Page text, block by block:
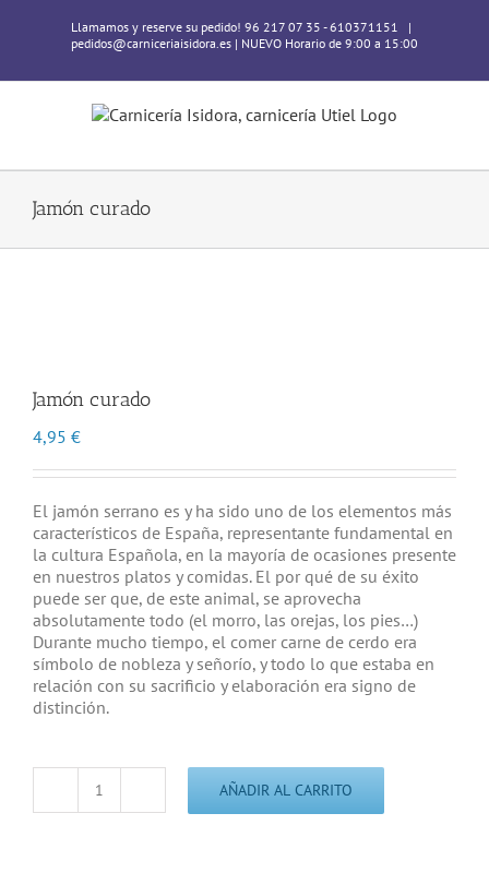
Llamamos y reserve su pedido! 96 217 07 35 - 610371151
|
pedidos@carniceriaisidora.es | NUEVO Horario de 9:00 a 15:00
Jamón curado
Jamón curado
4,95 €
El jamón serrano es y ha sido uno de los elementos más
característicos de España, representante fundamental en
la cultura Española, en la mayoría de ocasiones presente
en nuestros platos y comidas. El por qué de su éxito
puede ser que, de este animal, se aprovecha
absolutamente todo (el morro, las orejas, los pies…)
Durante mucho tiempo, el comer carne de cerdo era
símbolo de nobleza y señorío, ytodo lo que estaba en
relación con su sacrificio y elaboración era signo de
distinción.
Jamón
AÑADIR AL CARRITO